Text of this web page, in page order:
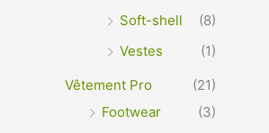
Soft-shell
(8)
Vestes
(1)
Vêtement Pro
(21)
Footwear
(3)